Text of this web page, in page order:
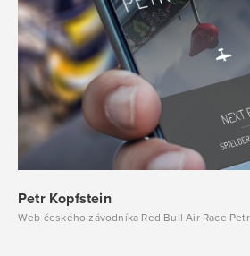
Petr Kopfstein
Web českého závodníka Red Bull Air Race